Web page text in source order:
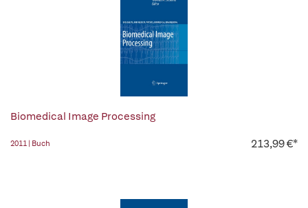
Biomedical Image Processing
2011 | Buch 213,99 €*